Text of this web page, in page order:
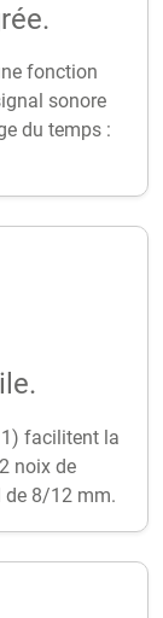
fonction
sonore
du temps :
facilitent la
noix de
de 8/12 mm.